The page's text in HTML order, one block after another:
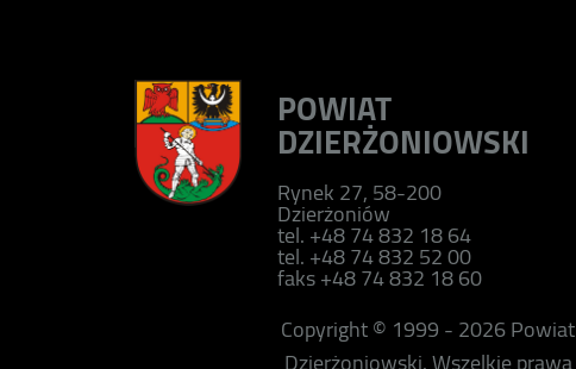
POWIAT
DZIERŻONIOWSKI
Rynek 27, 58-200
Dzierżoniów
tel. +48 74 832 18 64
tel. +48 74 832 52 00
faks +48 74 832 18 60
Copyright © 1999 - 2026 Powiat